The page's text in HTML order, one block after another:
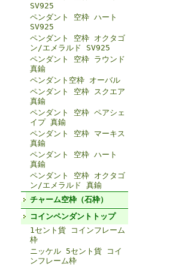
SV925
ペンダント 空枠 ハート
SV925
ペンダント 空枠 オクタゴ
ン/エメラルド SV925
ペンダント 空枠 ラウンド
真鍮
ペンダント空枠 オーバル
ペンダント 空枠 スクエア
真鍮
ペンダント 空枠 ペアシェ
イプ 真鍮
ペンダント 空枠 マーキス
真鍮
ペンダント 空枠 ハート
真鍮
ペンダント 空枠 オクタゴ
ン/エメラルド 真鍮
チャーム空枠（石枠）
コインペンダントトップ
1セント貨 コインフレーム
枠
ニッケル 5セント貨 コイ
ンフレーム枠